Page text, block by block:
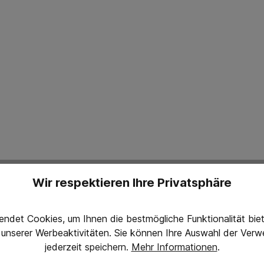
Bewertungen nur in der aktuellen Sprache anzeigen.
Keine Bewertungen gefunden. Teilen Sie Ihre
Wir respektieren Ihre Privatsphäre
Cookies, um Ihnen die bestmögliche Funktionalität
Werbeaktivitäten. Sie können Ihre Auswahl der
jederzeit speichern. Mehr Informationen.